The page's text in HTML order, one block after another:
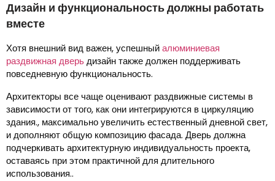
Дизайн и функциональность должны работать
вместе
Хотя внешний вид важен, успешныйалюминиевая
раздвижная дверьдизайн также должен поддерживать
повседневную функциональность.
Архитекторы все чаще оценивают раздвижные системы в
зависимости от того, как они интегрируются в циркуляцию
здания., максимально увеличить естественный дневной свет,
и дополняют общую композицию фасада. Дверь должна
подчеркивать архитектурную индивидуальность проекта,
оставаясь при этом практичной для длительного
использования..